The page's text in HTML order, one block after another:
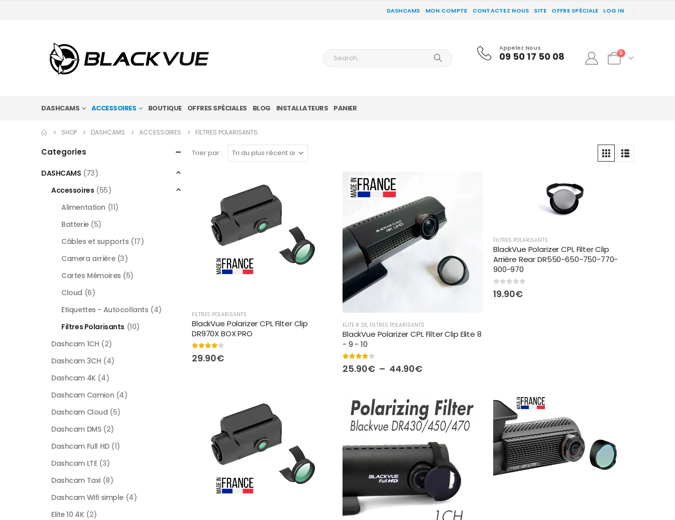
DASHCAMS MON COMPTE CONTACTEZ NOUS SITE OFFRE SPÉCIALE LOG IN
Appelez Nous
09 50 17 50 08 0
DASHCAMS ACCESSOIRES BOUTIQUE OFFRES SPÉCIALES BLOG INSTALLATEURS PANIER
SHOP DASHCAMS ACCESSOIRES FILTRES POLARISANTS
Trier par :
FILTRES POLARISANTS
BlackVue Polarizer CPL Filter Clip
DR970X BOX PRO
4.00 out of 5
29.90€
ELITE 8 2K, FILTRES POLARISANTS
BlackVue Polarizer CPL Filter Clip Elite 8
- 9 - 10
4.00 out of 5
25.90€ – 44.90€Plage
25.90€
à
44.90€
FILTRES POLARISANTS
BlackVue Polarizer CPL Filter Clip
Arrière Rear DR550-650-750-770-
900-970
0 out of 5
19.90€
Categories
DASHCAMS (73)
Accessoires (55)
Alimentation (11)
Batterie (5)
Câbles et supports (17)
Camera arrière (3)
Cartes Mémoires (5)
Cloud (6)
Etiquettes - Autocollants (4)
Filtres Polarisants (10)
Dashcam 1CH (2)
Dashcam 3CH (4)
Dashcam 4K (4)
Dashcam Camion (4)
Dashcam Cloud (5)
Dashcam DMS (2)
Dashcam Full HD (1)
Dashcam LTE (3)
Dashcam Taxi (8)
Dashcam Wifi simple (4)
Elite 10 4K (2)